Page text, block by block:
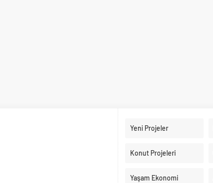
Yeni Projeler
Konut Projeleri
Yaşam Ekonomi